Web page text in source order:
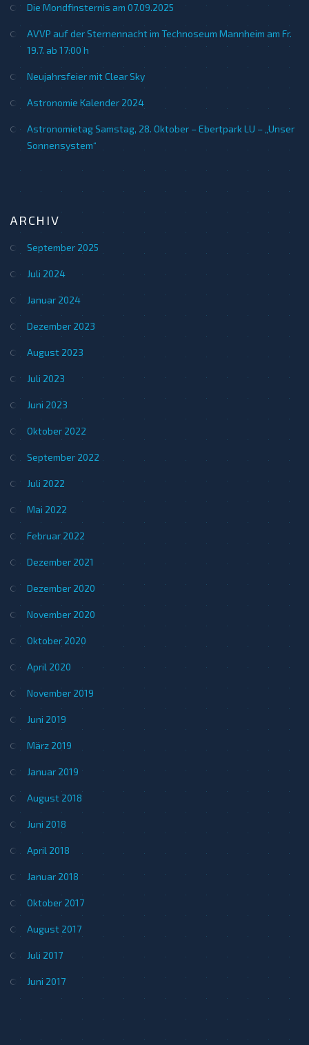
Die Mondfinsternis am 07.09.2025
AVVP auf der Sternennacht im Technoseum Mannheim am Fr.
19.7. ab 17:00 h
Neujahrsfeier mit Clear Sky
Astronomie Kalender 2024
Astronomietag Samstag, 28. Oktober – Ebertpark LU – „Unser
Sonnensystem“
ARCHIV
September 2025
Juli 2024
Januar 2024
Dezember 2023
August 2023
Juli 2023
Juni 2023
Oktober 2022
September 2022
Juli 2022
Mai 2022
Februar 2022
Dezember 2021
Dezember 2020
November 2020
Oktober 2020
April 2020
November 2019
Juni 2019
März 2019
Januar 2019
August 2018
Juni 2018
April 2018
Januar 2018
Oktober 2017
August 2017
Juli 2017
Juni 2017